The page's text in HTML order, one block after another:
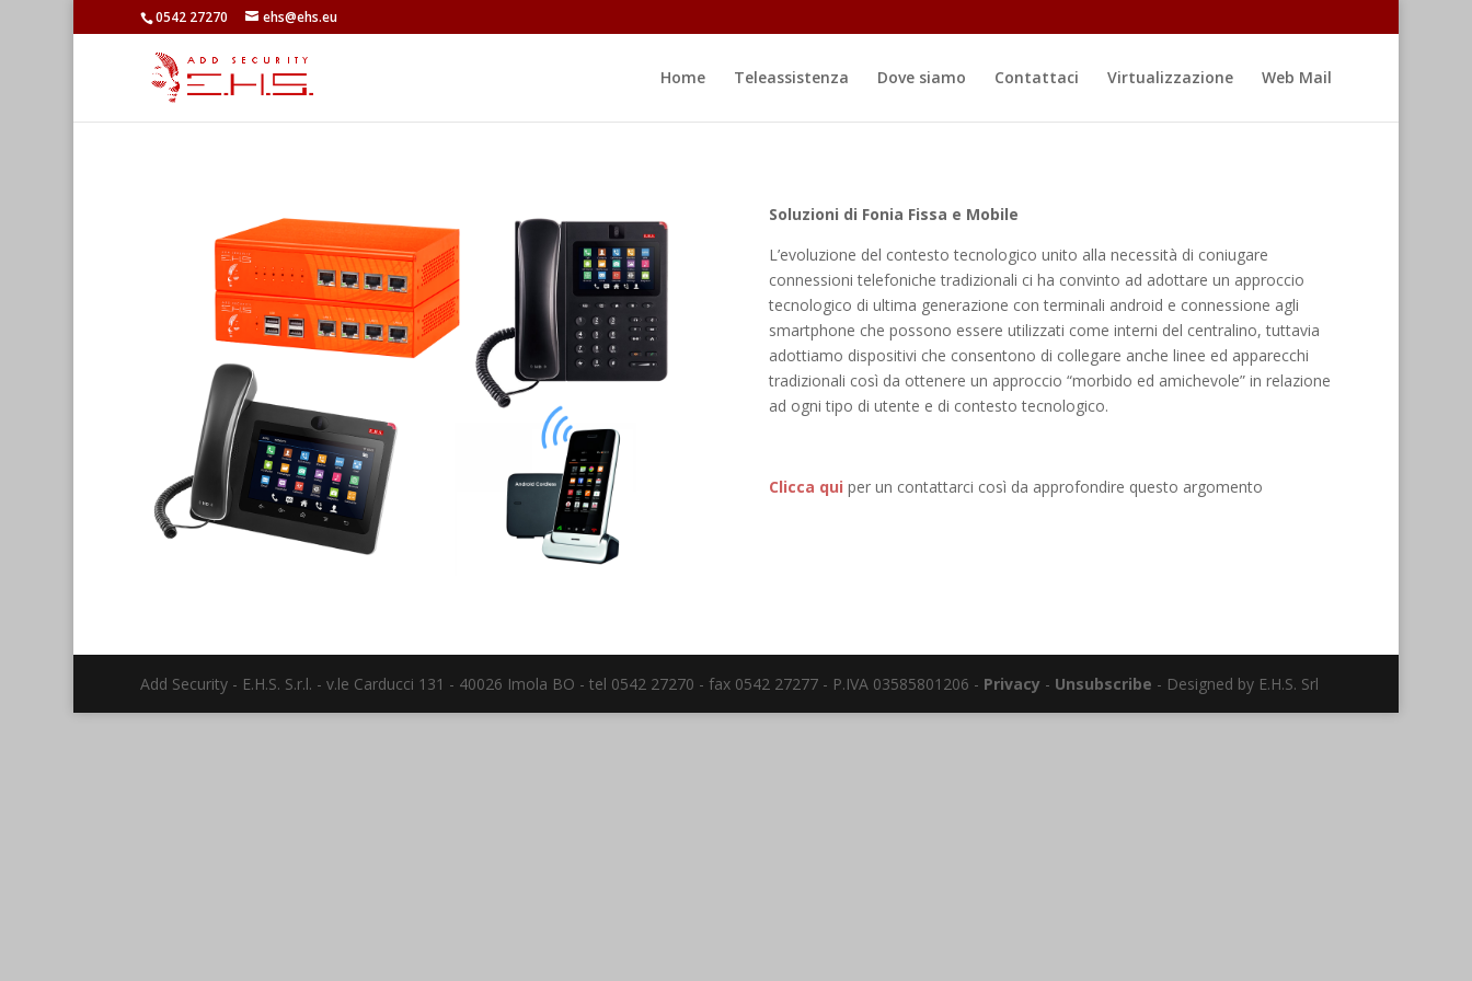
0542 27270 ehs@ehs.eu
Home Teleassistenza Dove siamo Contattaci Virtualizzazione Web Mail
Soluzioni di Fonia Fissa e Mobile
L’evoluzione del contesto tecnologico unito alla necessità di coniugare
connessioni telefoniche tradizionali ci ha convinto ad adottare un approccio
tecnologico di ultima generazione con terminali android e connessione agli
smartphone che possono essere utilizzati come interni del centralino, tuttavia
adottiamo dispositivi che consentono di collegare anche linee ed apparecchi
tradizionali così da ottenere un approccio “morbido ed amichevole” in relazione
ad ogni tipo di utente e di contesto tecnologico.
Clicca qui per un contattarci così da approfondire questo argomento
Add Security - E.H.S. S.r.l. - v.le Carducci 131 - 40026 Imola BO - tel 0542 27270 - fax 0542 27277 - P.IVA 03585801206 - Privacy - Unsubscribe - Designed by E.H.S. Srl